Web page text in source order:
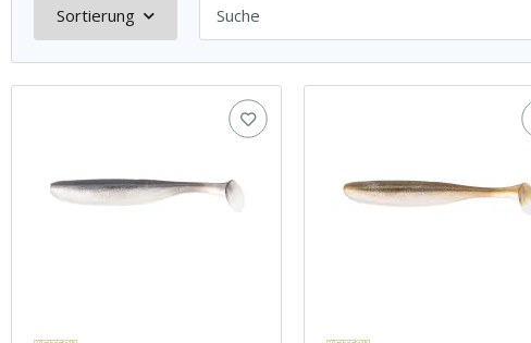
Sortierung